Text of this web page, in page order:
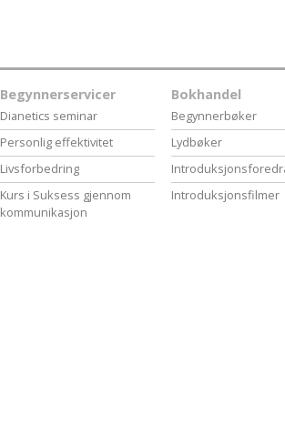
Begynnerservicer
Dianetics seminar
Personlig effektivitet
Livsforbedring
Kurs i Suksess gjennom
kommunikasjon
Bokhandel
Begynnerbøker
Lydbøker
Introduksjonsfilmer